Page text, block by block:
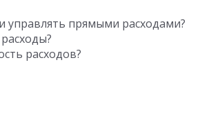
управлять прямыми расходами?
расходов?